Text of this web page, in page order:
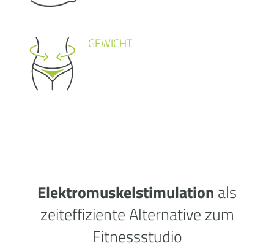
GEWICHT
Elektromuskelstimulation als
zeiteffiziente Alternative zum
Fitnessstudio